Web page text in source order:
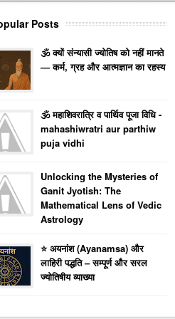
Posts
🕉️ क्यों संन्यासी ज्योतिष को नहीं मानते
— कर्म, ग्रह और आत्मज्ञान का रहस्य
🕉️ महाशिवरात्रि व पार्थिव पूजा विधि -
mahashiwratri aur parthiw
puja vidhi
Unlocking the Mysteries of
Ganit Jyotish: The
Mathematical Lens of Vedic
Astrology
⭐ अयनांश (Ayanamsa) और
लाहिरी पद्धति – सम्पूर्ण और सरल
ज्योतिषीय व्याख्या